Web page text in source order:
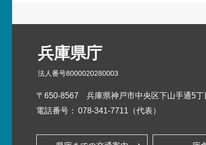
兵庫県庁
法人番号8000020280003
〒650-8567
兵庫県神戸市中央区下山手通5
電話番号： 078-341-7711（代表）